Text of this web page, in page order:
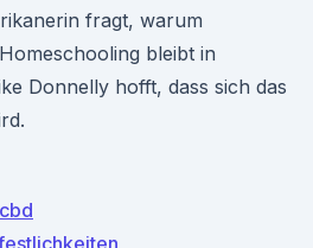
fragt, warum
bleibt in
Donnelly hofft, dass sich das